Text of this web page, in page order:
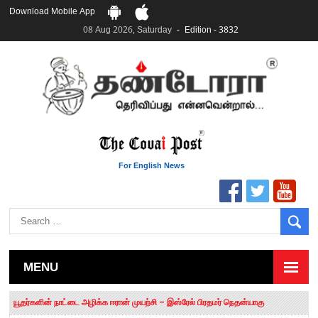
Download Mobile App
08 Aug 2026, Saturday
Edition - 3832
For English News
MENU
யூதர்களின் நாட்டை அழிக்க ஈரான் முயற்சி – இஸ்ரேல் பிரதமர் நெதன்யாகு
“மக்களால் நிராகரிக்கப்பட்டவர் ஸ்டாலின்!” – செங்கோட்டையன்